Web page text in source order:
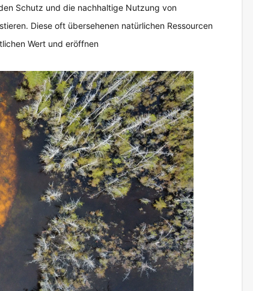
Schutz und die nachhaltige Nutzung von
Diese oft übersehenen natürlichen Ressourcen
Wert und eröffnen